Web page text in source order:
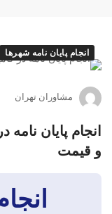
انجام پایان نامه شهرها
مشاوران تهران
انجام پایان نامه
و قیمت